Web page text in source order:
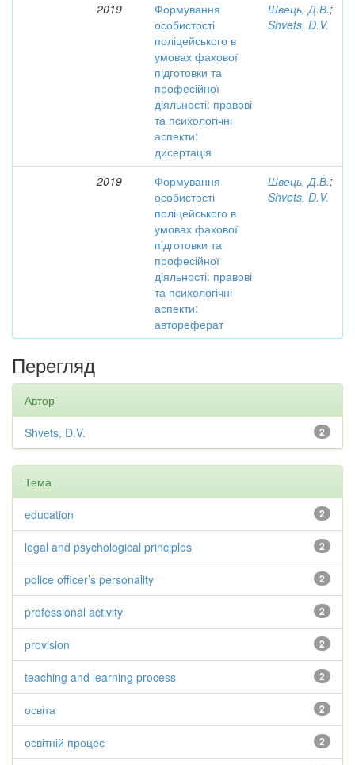
2019
Формування
особистості
поліцейського в
умовах фахової
підготовки та
професійної
діяльності: правові
та психологічні
аспекти:
дисертація
Швець, Д.В.;
Shvets, D.V.
2019
Формування
особистості
поліцейського в
умовах фахової
підготовки та
професійної
діяльності: правові
та психологічні
аспекти:
автореферат
Швець, Д.В.;
Shvets, D.V.
Перегляд
Автор
2
Shvets, D.V.
Тема
2
education
2
legal and psychological principles
2
police officer’s personality
2
professional activity
2
provision
2
teaching and learning process
2
освіта
2
освітній процес